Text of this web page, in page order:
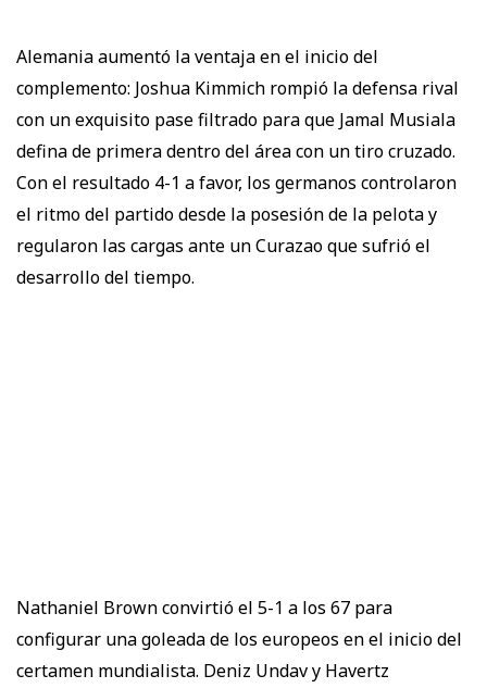
Alemania aumentó la ventaja en el inicio del
complemento: Joshua Kimmich rompió la defensa rival
con un exquisito pase filtrado para que Jamal Musiala
defina de primera dentro del área con un tiro cruzado.
Con el resultado 4-1 a favor, los germanos controlaron
el ritmo del partido desde la posesión de la pelota y
regularon las cargas ante un Curazao que sufrió el
desarrollo del tiempo.
Nathaniel Brown convirtió el 5-1 a los 67 para
configurar una goleada de los europeos en el inicio del
certamen mundialista. Deniz Undav y Havertz